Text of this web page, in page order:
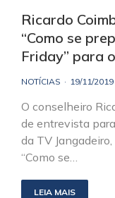
Ricardo
“Como se
Friday” para
NOTÍCIAS 19/11/2019
O conselheiro
de entrevista
da TV
“Como se…
LEIA MAIS